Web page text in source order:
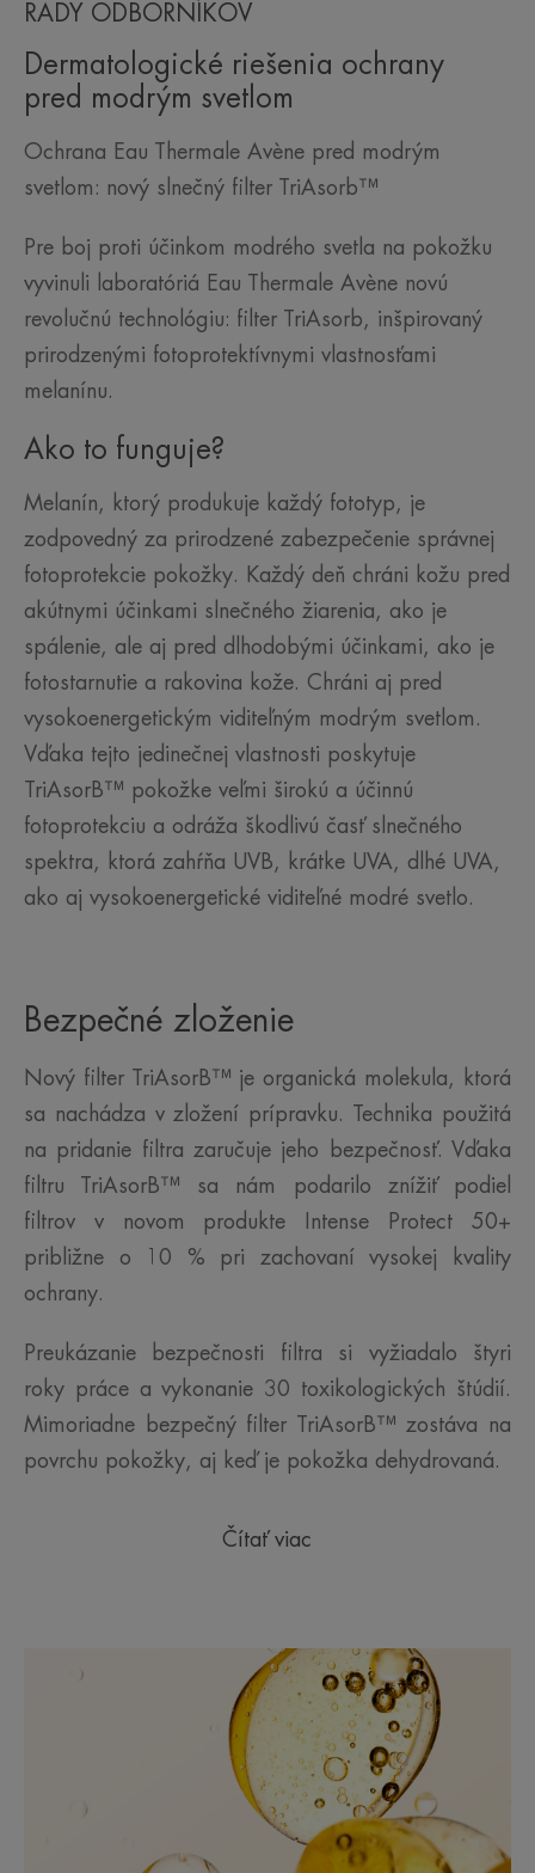
RADY ODBORNÍKOV
Dermatologické riešenia ochrany
pred modrým svetlom
Ochrana Eau Thermale Avène pred modrým
svetlom: nový slnečný filter TriAsorb™
Pre boj proti účinkom modrého svetla na pokožku
vyvinuli laboratóriá Eau Thermale Avène novú
revolučnú technológiu: filter TriAsorb, inšpirovaný
prirodzenými fotoprotektívnymi vlastnosťami
melanínu.
Ako to funguje?
Melanín, ktorý produkuje každý fototyp, je
zodpovedný za prirodzené zabezpečenie správnej
fotoprotekcie pokožky. Každý deň chráni kožu pred
akútnymi účinkami slnečného žiarenia, ako je
spálenie, ale aj pred dlhodobými účinkami, ako je
fotostarnutie a rakovina kože. Chráni aj pred
vysokoenergetickým viditeľným modrým svetlom.
Vďaka tejto jedinečnej vlastnosti poskytuje
TriAsorB™ pokožke veľmi širokú a účinnú
fotoprotekciu a odráža škodlivú časť slnečného
spektra, ktorá zahŕňa UVB, krátke UVA, dlhé UVA,
ako aj vysokoenergetické viditeľné modré svetlo.
Bezpečné zloženie
Nový filter TriAsorB™ je organická molekula, ktorá
sa nachádza v zložení prípravku. Technika použitá
na pridanie filtra zaručuje jeho bezpečnosť. Vďaka
filtru TriAsorB™ sa nám podarilo znížiť podiel
filtrov v novom produkte Intense Protect 50+
približne o 10 % pri zachovaní vysokej kvality
ochrany.
Preukázanie bezpečnosti filtra si vyžiadalo štyri
roky práce a vykonanie 30 toxikologických štúdií.
Mimoriadne bezpečný filter TriAsorB™ zostáva na
povrchu pokožky, aj keď je pokožka dehydrovaná.
Čítať viac